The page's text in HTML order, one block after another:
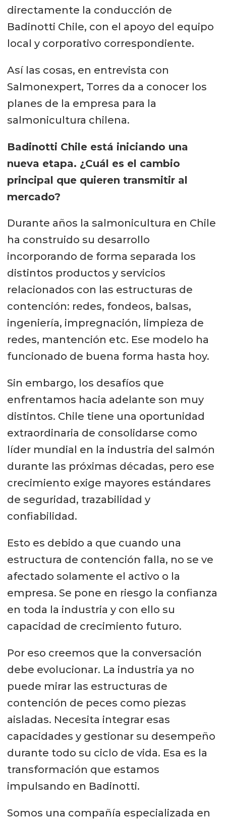
directamente la conducción de
Badinotti Chile, con el apoyo del equipo
local y corporativo correspondiente.
Así las cosas, en entrevista con
Salmonexpert, Torres da a conocer los
planes de la empresa para la
salmonicultura chilena.
Badinotti Chile está iniciando una
nueva etapa. ¿Cuál es el cambio
principal que quieren transmitir al
mercado?
Durante años la salmonicultura en Chile
ha construido su desarrollo
incorporando de forma separada los
distintos productos y servicios
relacionados con las estructuras de
contención: redes, fondeos, balsas,
ingeniería, impregnación, limpieza de
redes, mantención etc. Ese modelo ha
funcionado de buena forma hasta hoy.
Sin embargo, los desafíos que
enfrentamos hacia adelante son muy
distintos. Chile tiene una oportunidad
extraordinaria de consolidarse como
líder mundial en la industria del salmón
durante las próximas décadas, pero ese
crecimiento exige mayores estándares
de seguridad, trazabilidad y
confiabilidad.
Esto es debido a que cuando una
estructura de contención falla, no se ve
afectado solamente el activo o la
empresa. Se pone en riesgo la confianza
en toda la industria y con ello su
capacidad de crecimiento futuro.
Por eso creemos que la conversación
debe evolucionar. La industria ya no
puede mirar las estructuras de
contención de peces como piezas
aisladas. Necesita integrar esas
capacidades y gestionar su desempeño
durante todo su ciclo de vida. Esa es la
transformación que estamos
impulsando en Badinotti.
Somos una compañía especializada en